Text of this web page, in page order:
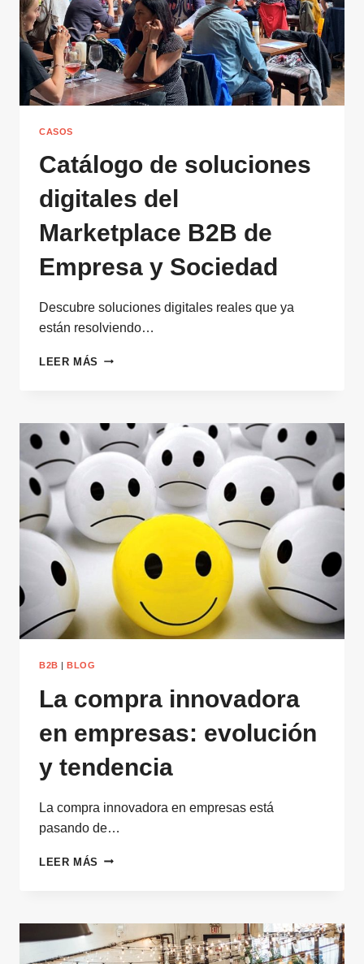
CASOS
Catálogo de soluciones
digitales del
Marketplace B2B de
Empresa y Sociedad
Descubre soluciones digitales reales que ya
están resolviendo…
LEER MÁS CATÁLOGO
DEL
MARKETPLACE
B2B
EMPRESA
Y
SOCIEDAD
B2B BLOG
La compra innovadora
en empresas: evolución
y tendencia
La compra innovadora en empresas está
pasando de…
LEER MÁS LA
EMPRESAS:
EVOLUCIÓN
Y